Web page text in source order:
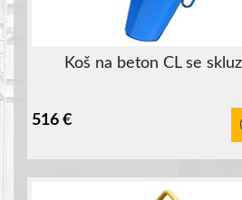
Koš na beton CL se
516 €